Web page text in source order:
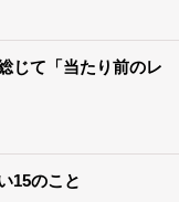
じて「当たり前のレ
15のこと